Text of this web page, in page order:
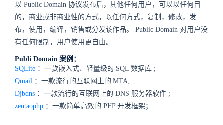
以 Public Domain 协议发布后，其他任何用户，可以以任何目
的，商业或非商业性的方式，以任何方式，复制，修改，发
布，使用，编译，销售或分发该作品。
Public Domain 对用户没
有任何限制，用户使用更自由。
Publi Domain 案例：
SQLite ：一款嵌入式、轻量级的 SQL 数据库 ;
Qmail ：一款流行的互联网上的 MTA;
Djbdns ：一款流行的互联网上的 DNS 服务器软件 ;
zentaophp ：一款简单高效的 PHP 开发框架；